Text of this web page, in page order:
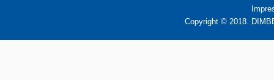
Copyright © 2018.